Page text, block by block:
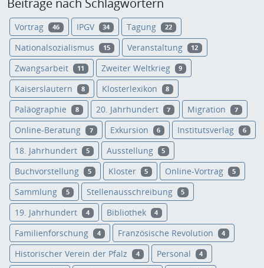
Beiträge nach Schlagwörtern
Vortrag 46 IPGV 34 Tagung 22
Nationalsozialismus 15 Veranstaltung 12
Zwangsarbeit 11 Zweiter Weltkrieg 9
Kaiserslautern 8 Klosterlexikon 8
Paläographie 8 20. Jahrhundert 7 Migration 7
Online-Beratung 7 Exkursion 6 Institutsverlag 6
18. Jahrhundert 5 Ausstellung 5
Buchvorstellung 5 Kloster 5 Online-Vortrag 5
Sammlung 5 Stellenausschreibung 5
19. Jahrhundert 4 Bibliothek 4
Familienforschung 4 Französische Revolution 4
Historischer Verein der Pfalz 4 Personal 4